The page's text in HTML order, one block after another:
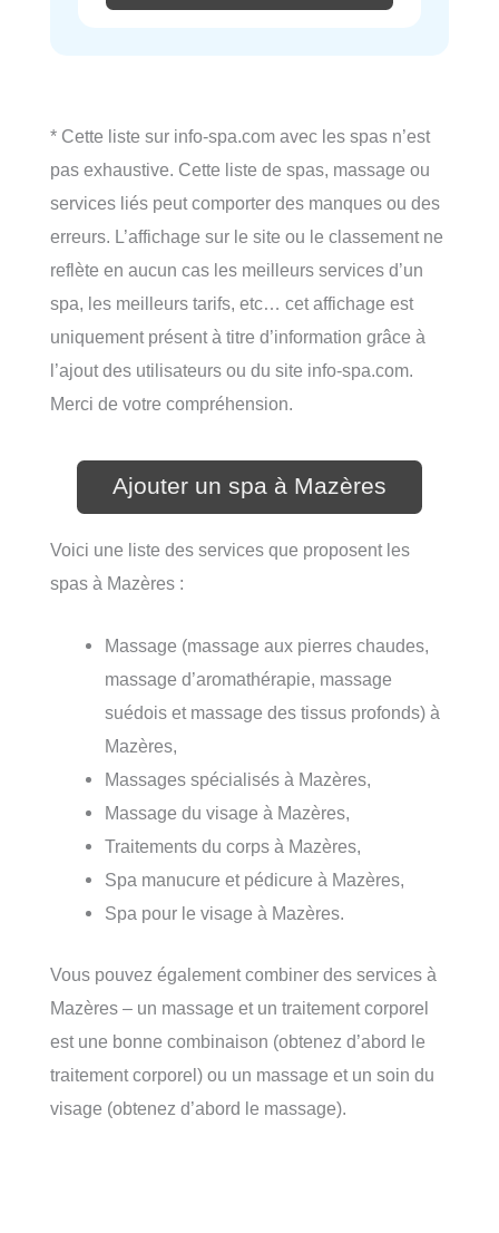
* Cette liste sur info-spa.com avec les spas n’est
pas exhaustive. Cette liste de spas, massage ou
services liés peut comporter des manques ou des
erreurs. L’affichage sur le site ou le classement ne
reflète en aucun cas les meilleurs services d’un
spa, les meilleurs tarifs, etc… cet affichage est
uniquement présent à titre d’information grâce à
l’ajout des utilisateurs ou du site info-spa.com.
Merci de votre compréhension.
Ajouter un spa à Mazères
Voici une liste des services que proposent les
spas à Mazères :
Massage (massage aux pierres chaudes,
massage d’aromathérapie, massage
suédois et massage des tissus profonds) à
Mazères,
Massages spécialisés à Mazères,
Massage du visage à Mazères,
Traitements du corps à Mazères,
Spa manucure et pédicure à Mazères,
Spa pour le visage à Mazères.
Vous pouvez également combiner des services à
Mazères – un massage et un traitement corporel
est une bonne combinaison (obtenez d’abord le
traitement corporel) ou un massage et un soin du
visage (obtenez d’abord le massage).